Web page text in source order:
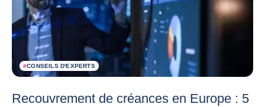
#CONSEILS D'EXPERTS
Recouvrement de créances en Europe : 5